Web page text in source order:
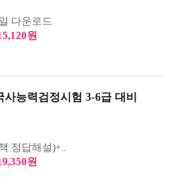
다운로드
원
능력검정시험 3-6급 대비
정답해설)+..
원